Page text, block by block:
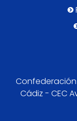
Confederación
Cádiz - CEC